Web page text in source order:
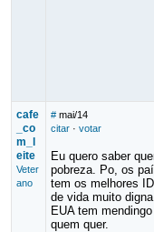
cafe
_co
m_l
eite
Veter
ano
# mai/14
citar· votar
Eu quero saber
pobreza. Po, os
tem os melhores
de vida muito
EUA tem
quem quer.